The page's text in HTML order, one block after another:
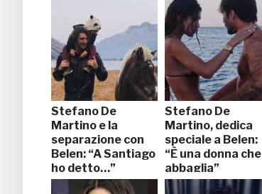
Stefano De
Martino e la
separazione con
Belen: “A Santiago
ho detto…”
Stefano De
Martino, dedica
speciale a Belen:
“È una donna che
abbaglia”